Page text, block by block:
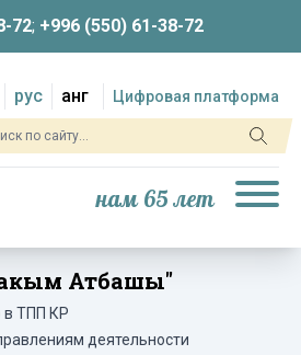
72; +996 (550) 61-38-72
рус анг Цифровая платформа
нам 65 лет
Атбашы"
в ТПП КР
деятельности